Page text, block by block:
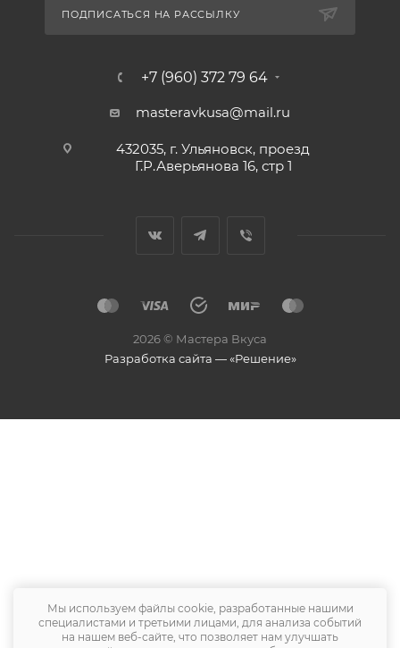
ПОДПИСАТЬСЯ НА РАССЫЛКУ
+7 (960) 372 79 64
masteravkusa@mail.ru
432035, г. Ульяновск, проезд
Г.Р.Аверьянова 16, стр 1
2026 © Мастера Вкуса
Разработка сайта — «Решение»
Мы используем файлы cookie, разработанные нашими
специалистами и третьими лицами, для анализа событий
на нашем веб-сайте, что позволяет нам улучшать